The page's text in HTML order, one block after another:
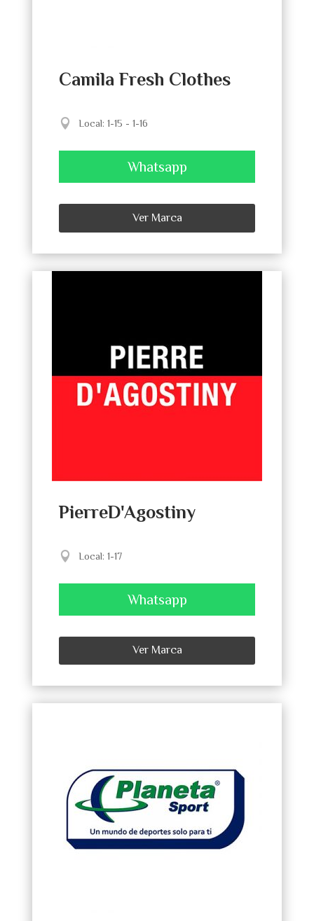
Camila Fresh Clothes
Local: 1-15 - 1-16
Whatsapp
Ver Marca
PierreD'Agostiny
Local: 1-17
Whatsapp
Ver Marca